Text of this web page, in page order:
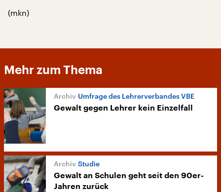
(mkn)
Mehr zum Thema
Umfrage des Lehrerverbandes VBE
Gewalt gegen Lehrer kein Einzelfall
Studie
Gewalt an Schulen geht seit den 90er-
Jahren zurück